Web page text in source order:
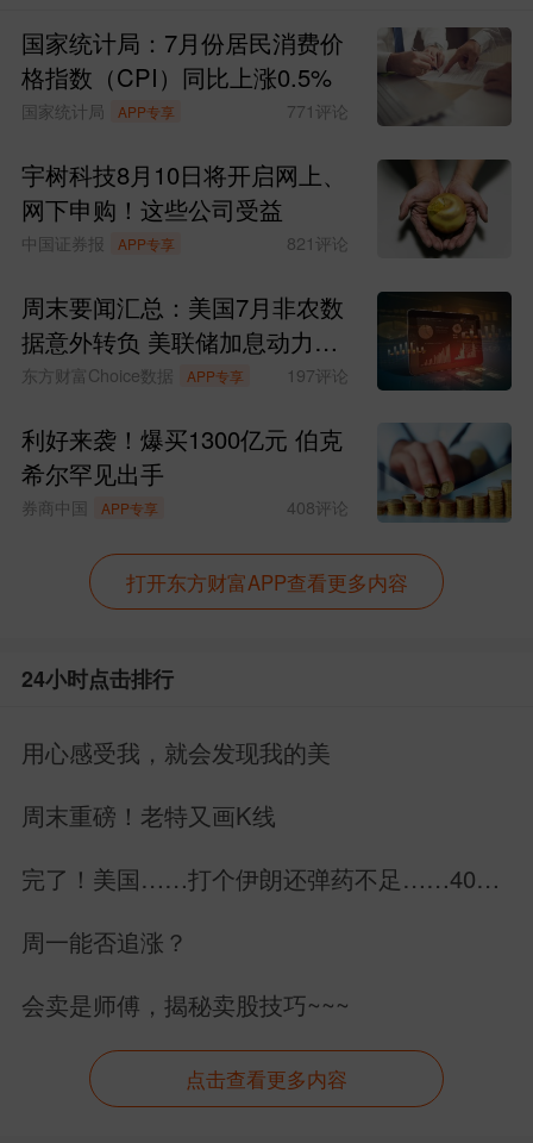
国家统计局：7月份居民消费价
格指数（CPI）同比上涨0.5%
国家统计局 APP专享 771评论
宇树科技8月10日将开启网上、
网下申购！这些公司受益
中国证券报 APP专享 821评论
周末要闻汇总：美国7月非农数
据意外转负 美联储加息动力骤
减
东方财富Choice数据 APP专享 197评论
利好来袭！爆买1300亿元 伯克
希尔罕见出手
券商中国 APP专享 408评论
打开东方财富APP查看更多内容
24小时点击排行
用心感受我，就会发现我的美
周末重磅！老特又画K线
完了！美国……打个伊朗还弹药不足……40万
周一能否追涨？
会卖是师傅，揭秘卖股技巧~~~
点击查看更多内容